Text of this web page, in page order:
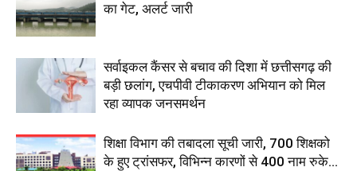
का गेट, अलर्ट जारी
सर्वाइकल कैंसर से बचाव की दिशा में छत्तीसगढ़ की
बड़ी छलांग, एचपीवी टीकाकरण अभियान को मिल
रहा व्यापक जनसमर्थन
शिक्षा विभाग की तबादला सूची जारी, 700 शिक्षको
के हुए ट्रांसफर, विभिन्न कारणों से 400 नाम रुके…